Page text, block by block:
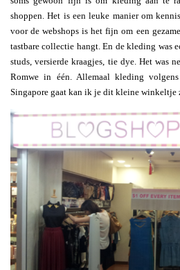
shoppen. Het is een leuke manier om
voor de webshops is het fijn om een
tastbare collectie hangt. En de kleding was
studs, versierde kraagjes, tie dye. Het was
Romwe in één. Allemaal kleding
Singapore gaat kan ik je dit kleine winkeltje